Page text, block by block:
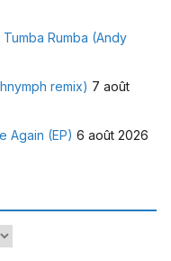
Rumba (Andy
remix) 7 août
Again (EP) 6 août 2026